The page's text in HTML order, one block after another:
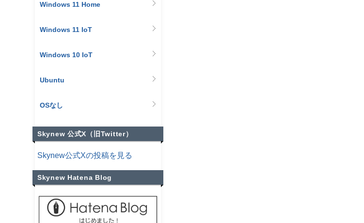
Windows 11 Home
Windows 11 IoT
Windows 10 IoT
Ubuntu
OSなし
Skynew 公式X（旧Twitter）
Skynew公式Xの投稿を見る
Skynew Hatena Blog